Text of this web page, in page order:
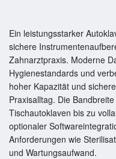
Ein leistungsstarker
sichere
Zahnarztpraxis. Moderne
Hygienestandards und
hoher Kapazität und
Praxisalltag. Die
Tischautoklaven bis zu
optionaler
Anforderungen wie
und Wartungsaufwand.